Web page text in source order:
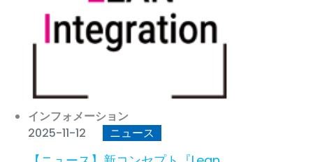
インフォメーション
2025-11-12
ニュース